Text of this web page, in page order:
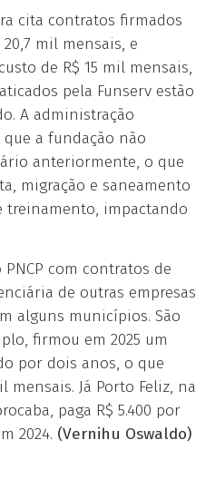
cita contratos firmados
mil mensais, e
de R$ 15 mil mensais,
pela Funserv estão
A administração
a fundação não
anteriormente, o que
migração e saneamento
treinamento, impactando
com contratos de
de outras empresas
alguns municípios. São
firmou em 2025 um
por dois anos, o que
mensais. Já Porto Feliz, na
paga R$ 5.400 por
2024. (Vernihu Oswaldo)